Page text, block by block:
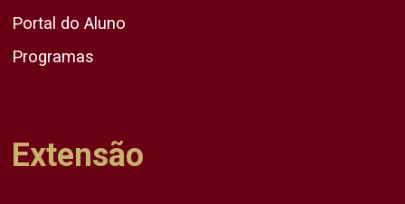
Portal do Aluno
Programas
Extensão